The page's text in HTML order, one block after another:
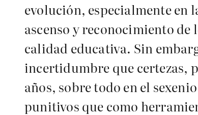
evolución, especialmente en
ascenso y reconocimiento
calidad educativa. Sin
incertidumbre que certezas,
años, sobre todo en el
punitivos que como